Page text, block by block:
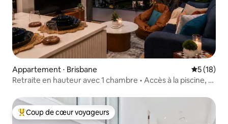
Appartement ⋅ Brisbane
5 (18)
Retraite en hauteur avec 1 chambre • Accès à la piscine, à
Coups de cœur voyageurs les plus appréciés
Coup de cœur voyageurs